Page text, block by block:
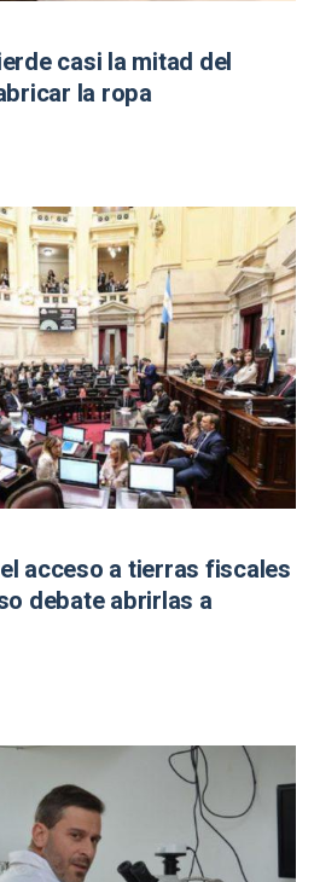
casi la mitad del
la ropa
acceso a tierras fiscales
debate abrirlas a